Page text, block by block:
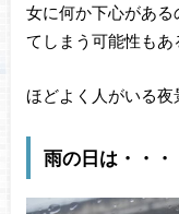
女に何か下心があ
てしまう可能性もあ
ほどよく人がいる夜
雨の日は・・・